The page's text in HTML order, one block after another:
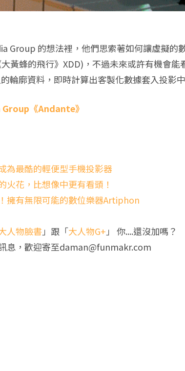
Group 的想法裡，他們思索著如何讓虛擬的
黃蜂的飛行》XDD)，不過未來或許有機會
輪廓資料，即時計算出客製化數據套入投影
《Andante》
為最酷的輕便型手機投影器
火花，比想像中更有看頭！
擁有無限可能的數位樂器Artiphon
人物臉書」跟「大人物G+」 你....還沒加嗎？
息，歡迎寄至daman@funmakr.com